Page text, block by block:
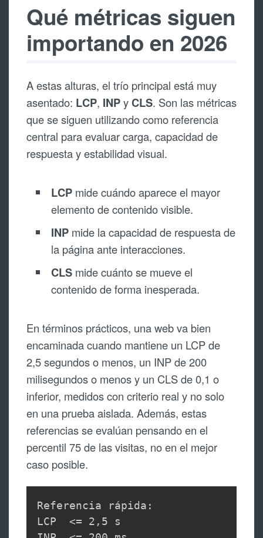
Qué métricas siguen
importando en 2026
A estas alturas, el trío principal está muy
asentado: LCP, INPyCLS. Son las métricas
que se siguen utilizando como referencia
central para evaluar carga, capacidad de
respuesta y estabilidad visual.
LCPmide cuándo aparece el mayor
elemento de contenido visible.
INPmide la capacidad de respuesta de
la página ante interacciones.
CLSmide cuánto se mueve el
contenido de forma inesperada.
En términos prácticos, una web va bien
encaminada cuando mantiene un LCP de
2,5 segundos o menos, un INP de 200
milisegundos o menos y un CLS de 0,1 o
inferior, medidos con criterio real y no solo
en una prueba aislada. Además, estas
referencias se evalúan pensando en el
percentil 75 de las visitas, no en el mejor
caso posible.
Referencia rápida:
LCP  <= 2,5 s